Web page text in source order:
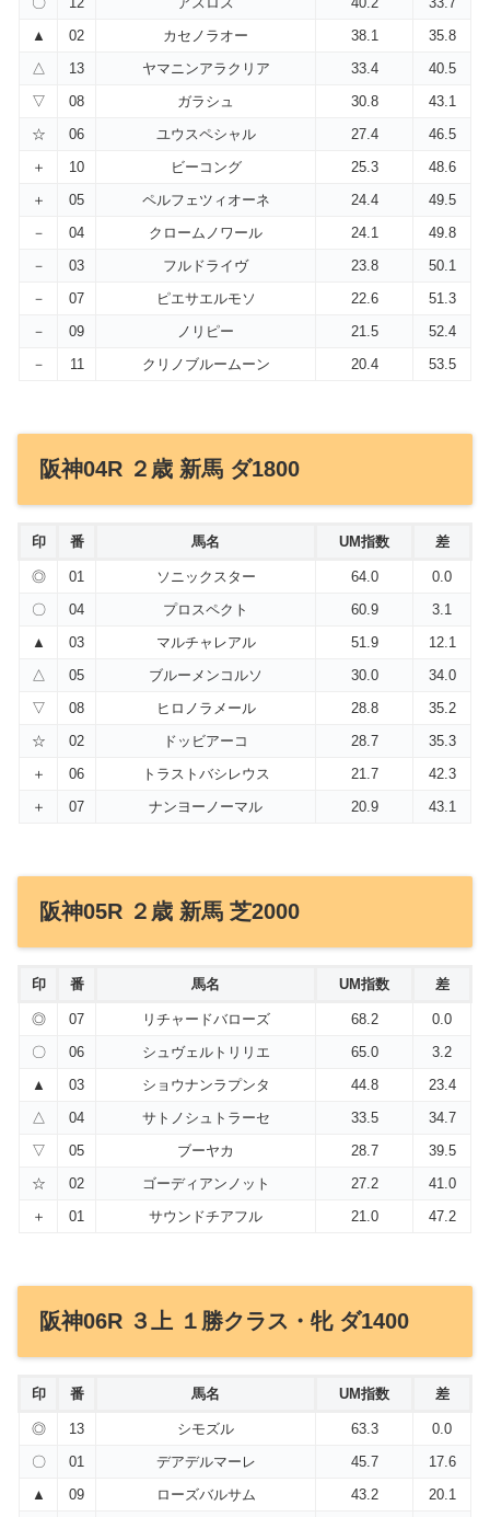
▲
02 カセノラオー 38.1
35.8
△
13 ヤマニンアラクリア 33.4
40.5
▽
08 ガラシュ 30.8
43.1
☆
06 ユウスペシャル 27.4
46.5
＋
10 ビーコング 25.3
48.6
＋
05 ペルフェツィオーネ 24.4
49.5
－
04 クロームノワール 24.1
49.8
－
03 フルドライヴ 23.8
50.1
－
07 ピエサエルモソ 22.6
51.3
－
09 ノリピー 21.5
52.4
－
11 クリノブルームーン 20.4 53.5
阪神04R ２歳 新馬 ダ1800
印 番 馬名 UM指数 差
◎ 01 ソニックスター 64.0
0.0
〇
04 プロスペクト 60.9
3.1
▲
03 マルチャレアル 51.9
12.1
△
05 ブルーメンコルソ 30.0
34.0
▽
08 ヒロノラメール 28.8
35.2
☆
02 ドッビアーコ 28.7
35.3
＋
06 トラストバシレウス 21.7
42.3
＋
07 ナンヨーノーマル 20.9 43.1
阪神05R ２歳 新馬 芝2000
印 番 馬名 UM指数 差
◎ 07 リチャードバローズ 68.2
0.0
〇
06 シュヴェルトリリエ 65.0
3.2
▲
03 ショウナンラプンタ 44.8
23.4
△
04 サトノシュトラーセ 33.5
34.7
▽
05 ブーヤカ 28.7
39.5
☆
02 ゴーディアンノット 27.2
41.0
＋
01 サウンドチアフル 21.0 47.2
阪神06R ３上 １勝クラス・牝 ダ1400
印 番 馬名 UM指数 差
◎ 13 シモズル 63.3
0.0
〇
01 デアデルマーレ 45.7
17.6
▲
09 ローズバルサム 43.2
20.1